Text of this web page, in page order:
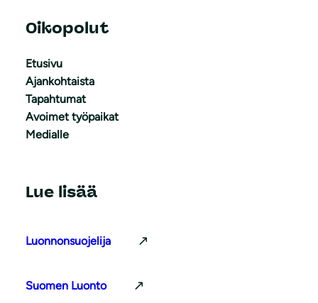
Oikopolut
Etusivu
Ajankohtaista
Tapahtumat
Avoimet työpaikat
Medialle
Lue lisää
Luonnonsuojelija
Suomen Luonto